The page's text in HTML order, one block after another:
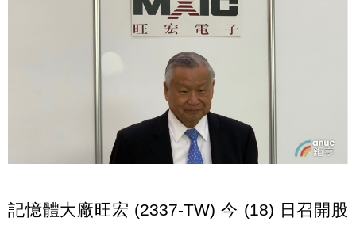
記憶體大廠旺宏 (2337-TW) 今 (18) 日召開股